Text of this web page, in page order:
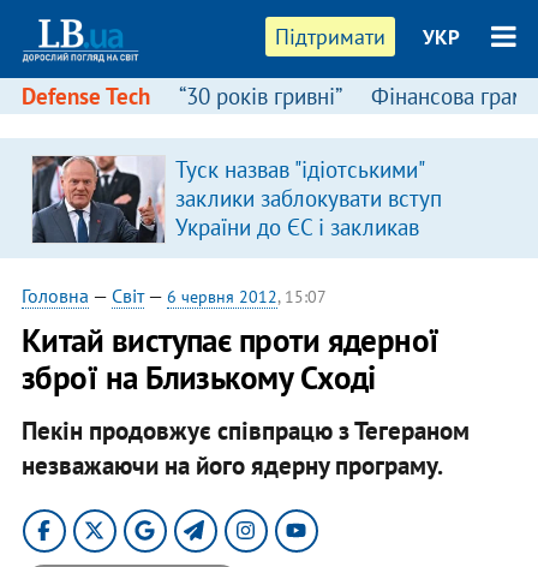
Підтримати УКР
Defense Tech “30 років гривні” Фінансова
Туск назвав "ідіотськими"
заклики заблокувати вступ
України до ЄС і закликав
припинити антиукраїнську
риторику
Головна — Світ— 6 червня 2012, 15:07
Китай виступає проти ядерної
зброї на Близькому Сході
Пекін продовжує співпрацю з Тегераном
незважаючи на його ядерну програму.